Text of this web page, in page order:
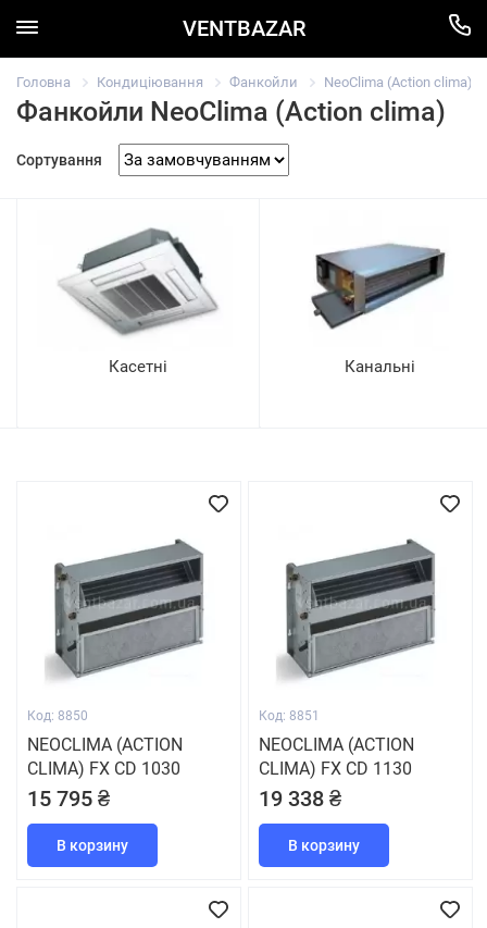
VENTBAZAR
Головна Кондиціювання Фанкойли NeoClima (Action clima)
Фанкойли NeoClima (Action clima)
Сортування
Касетні Канальні
Код: 8850
NEOCLIMA (ACTION
CLIMA) FX CD 1030
15 795 ₴
В корзину
Код: 8851
NEOCLIMA (ACTION
CLIMA) FX CD 1130
19 338 ₴
В корзину